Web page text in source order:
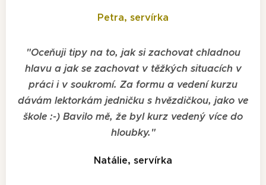
Petra, servírka
"Oceňuji tipy na to, jak si zachovat chladnou
hlavu a jak se zachovat v těžkých situacích v
práci i v soukromí. Za formu a vedení kurzu
dávám lektorkám jedničku s hvězdičkou, jako ve
škole :-) Bavilo mě, že byl kurz vedený více do
hloubky."
Natálie, servírka